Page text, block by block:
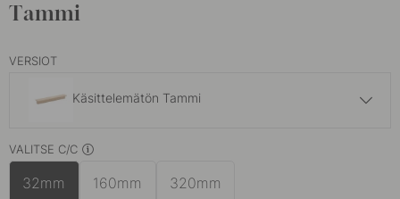
Tammi
VERSIOT
Käsittelemätön Tammi
Pähkinäpuu
VALITSE C/C
32mm 160mm 320mm